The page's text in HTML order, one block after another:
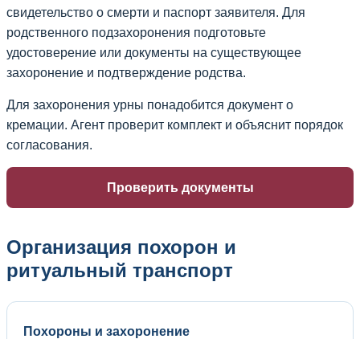
свидетельство о смерти и паспорт заявителя. Для
родственного подзахоронения подготовьте
удостоверение или документы на существующее
захоронение и подтверждение родства.
Для захоронения урны понадобится документ о
кремации. Агент проверит комплект и объяснит порядок
согласования.
Проверить документы
Организация похорон и
ритуальный транспорт
Похороны и захоронение